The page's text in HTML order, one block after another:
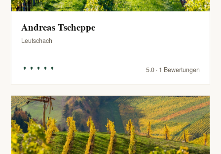
Andreas Tscheppe
Leutschach
5.0 · 1 Bewertungen